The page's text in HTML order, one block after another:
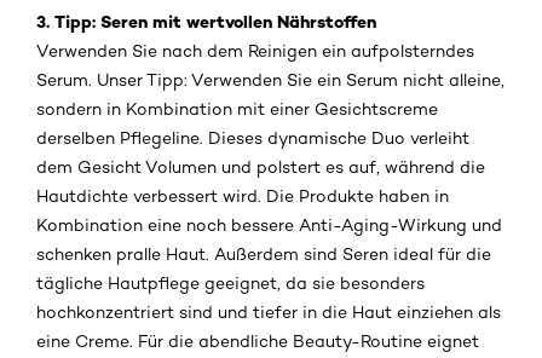
3. Tipp: Seren mit wertvollen Nährstoffen
Verwenden Sie nach dem Reinigen ein aufpolsterndes
Serum. Unser Tipp: Verwenden Sie ein Serum nicht alleine,
sondern in Kombination mit einer Gesichtscreme
derselben Pflegeline. Dieses dynamische Duo verleiht
dem Gesicht Volumen und polstert es auf, während die
Hautdichte verbessert wird. Die Produkte haben in
Kombination eine noch bessere Anti-Aging-Wirkung und
schenken pralle Haut. Außerdem sind Seren ideal für die
tägliche Hautpflege geeignet, da sie besonders
hochkonzentriert sind und tiefer in die Haut einziehen als
eine Creme. Für die abendliche Beauty-Routine eignet